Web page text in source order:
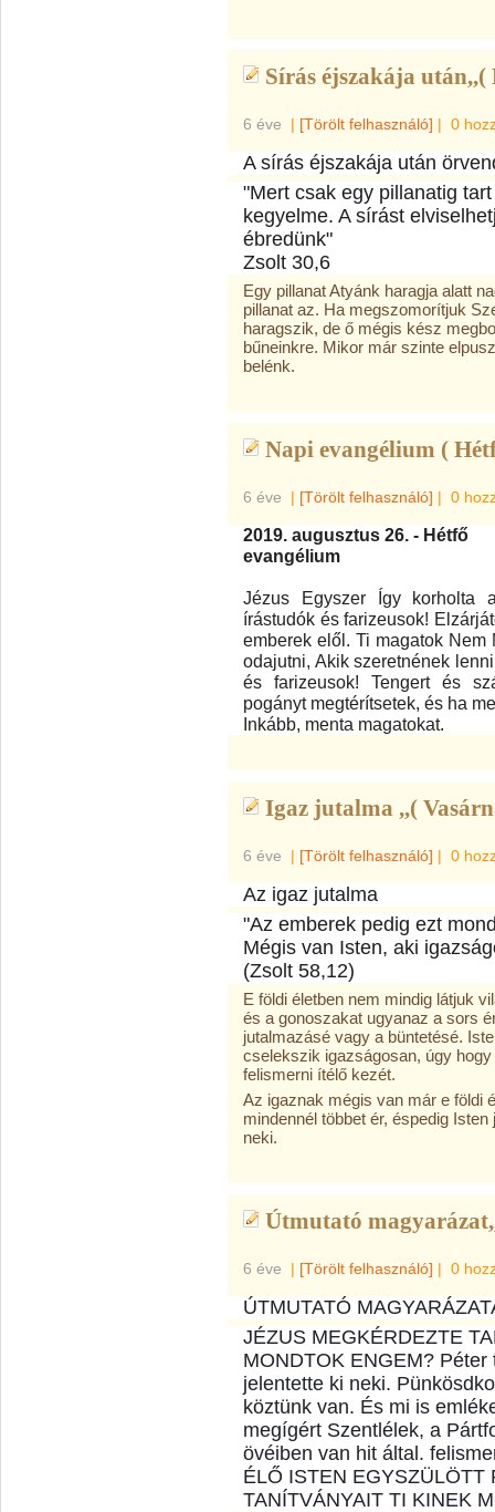
Sírás éjszakája után,,(
6 éve | [Törölt felhasználó] | 0
A sírás éjszakája után
"Mert csak egy pillanatig
kegyelme. A sírást
ébredünk"
Zsolt 30,6
Egy pillanat Atyánk haragja alatt
pillanat az. Ha megszomorítjuk
haragszik, de ő mégis kész
bűneinkre. Mikor már szinte
belénk.
Napi evangélium (
6 éve | [Törölt felhasználó] | 0
2019. augusztus 26. - Hétfő
evangélium
Jézus Egyszer Így korholta
írástudók és farizeusok!
emberek elől. Ti magatok
odajutni, Akik szeretnének
és farizeusok! Tengert és
pogányt megtérítsetek, és ha
Inkább, menta magatokat.
Igaz jutalma ,,(
6 éve | [Törölt felhasználó] | 0
Az igaz jutalma
"Az emberek pedig ezt
Mégis van Isten, aki
(Zsolt 58,12)
E földi életben nem mindig látjuk
és a gonoszakat ugyanaz a sors
jutalmazásé vagy a büntetésé.
cselekszik igazságosan, úgy
felismerni ítélő kezét.
Az igaznak mégis van már e földi
mindennél többet ér, éspedig
neki.
Útmutató
6 éve | [Törölt felhasználó] | 0
ÚTMUTATÓ
JÉZUS MEGKÉRDEZTE
MONDTOK ENGEM?
jelentette ki neki.
köztünk van. És mi is
megígért Szentlélek, a
övéiben van hit által.
ÉLŐ ISTEN EGYSZÜLÖTT
TANÍTVÁNYAIT TI KINEK